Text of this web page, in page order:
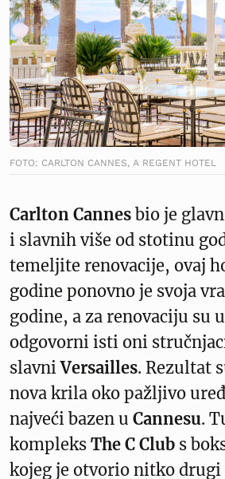
FOTO: CARLTON CANNES, A REGENT HOTEL
Carlton Cannes bio je
i slavnih više od stotinu
temeljite renovacije, ovaj
godine ponovno je svoja
godine, a za renovaciju su
odgovorni isti oni
slavniVersailles. Rezultat
nova krila oko pažljivo
najveći bazen u Cannesu.
kompleks The C Club s
kojeg je otvorio nitko drugi